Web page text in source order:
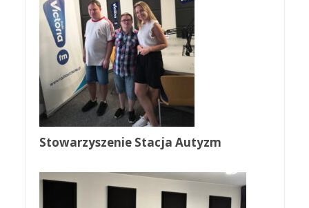
Stowarzyszenie Stacja Autyzm